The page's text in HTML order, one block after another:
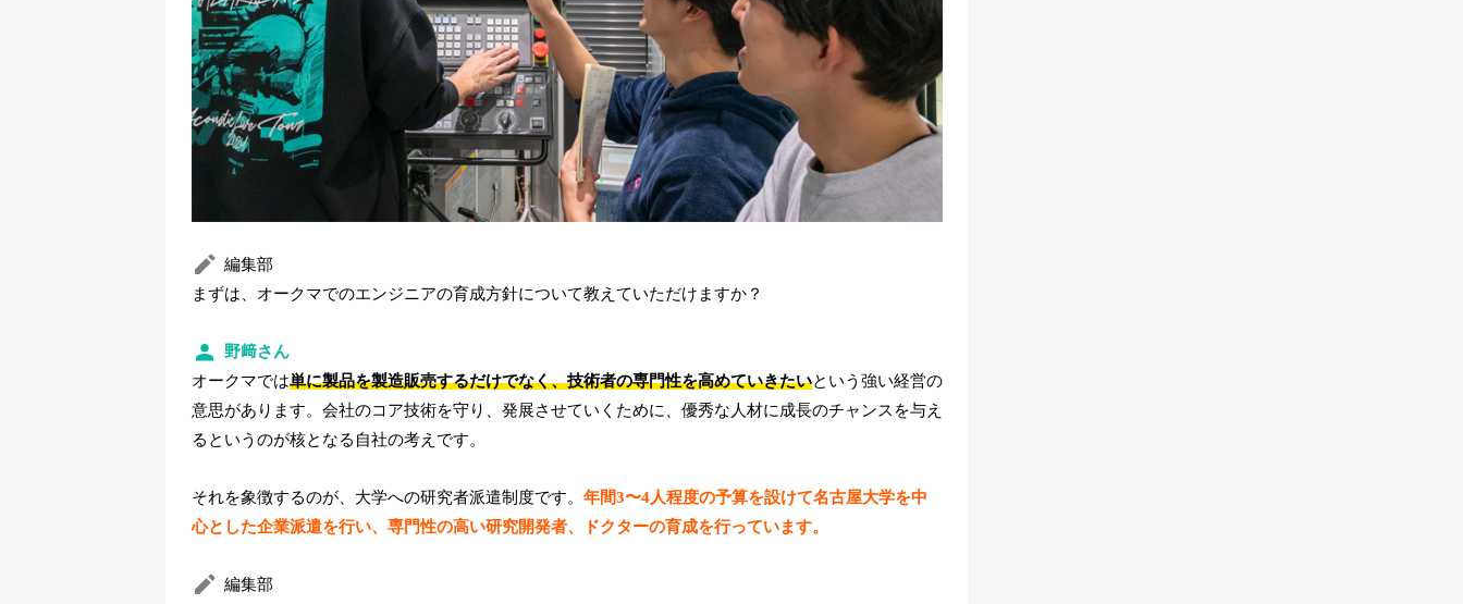
編集部
まずは、オークマでのエンジニアの育成方針について教えていただけますか？
野﨑さん
オークマでは単に製品を製造販売するだけでなく、技術者の専門性を高めていきたいという強い経営の
意思があります。会社のコア技術を守り、発展させていくために、優秀な人材に成長のチャンスを与え
るというのが核となる自社の考えです。
それを象徴するのが、大学への研究者派遣制度です。 年間3〜4人程度の予算を設けて名古屋大学を中
心とした企業派遣を行い、専門性の高い研究開発者、ドクターの育成を行っています。
編集部